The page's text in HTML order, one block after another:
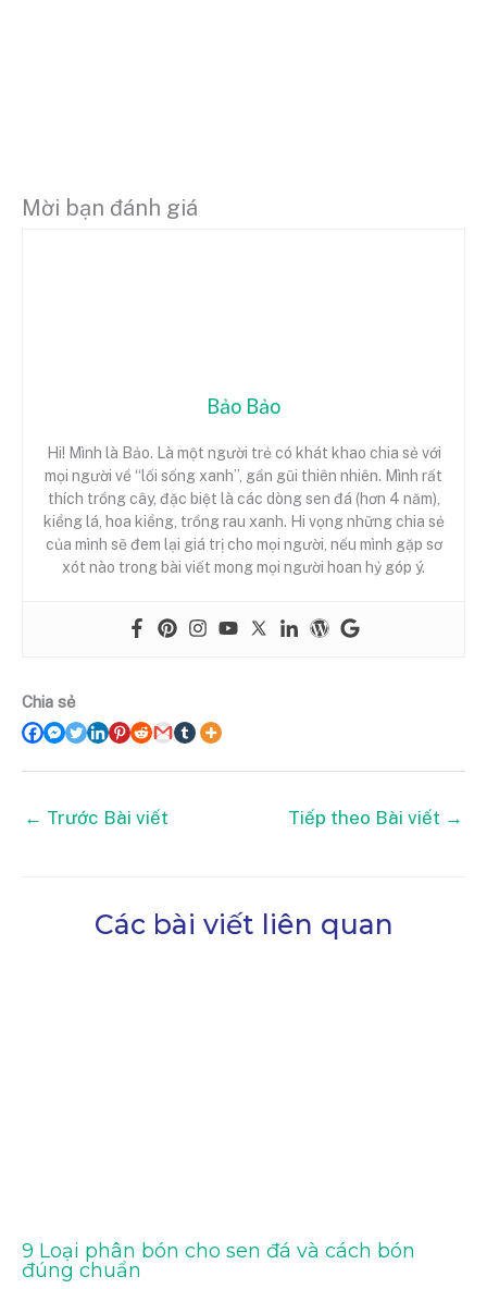
Mời bạn đánh giá
Bảo Bảo
Hi! Mình là Bảo. Là một người trẻ có khát khao chia sẻ với
mọi người về “lối sống xanh”, gần gũi thiên nhiên. Mình rất
thích trồng cây, đặc biệt là các dòng sen đá (hơn 4 năm),
kiểng lá, hoa kiểng, trồng rau xanh. Hi vọng những chia sẻ
của mình sẽ đem lại giá trị cho mọi người, nếu mình gặp sơ
xót nào trong bài viết mong mọi người hoan hỷ góp ý.
Chia sẻ
← Trước Bài viết Tiếp theo Bài viết →
Các bài viết liên quan
9 Loại phân bón cho sen đá và cách bón
đúng chuẩn